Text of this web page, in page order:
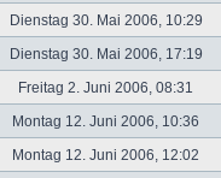
Dienstag 30. Mai 2006, 10:29
Dienstag 30. Mai 2006, 17:19
Freitag 2. Juni 2006, 08:31
Montag 12. Juni 2006, 10:36
Montag 12. Juni 2006, 12:02